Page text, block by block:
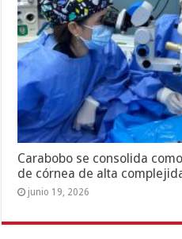
Carabobo se consolida
de córnea de alta
junio 19, 2026